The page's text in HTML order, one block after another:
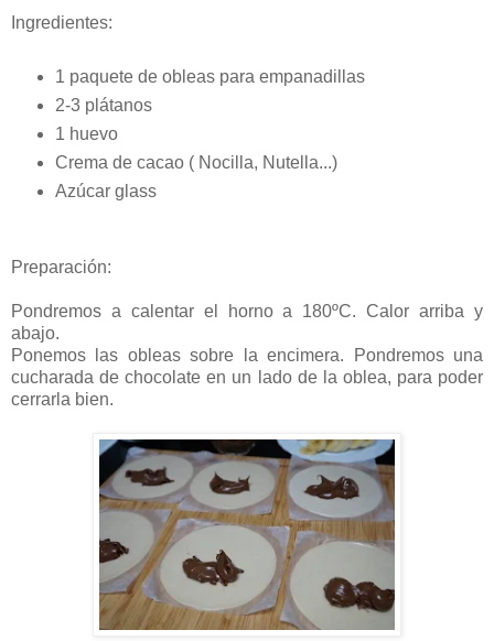
Ingredientes:
1 paquete de obleas para empanadillas
2-3 plátanos
1 huevo
Crema de cacao ( Nocilla, Nutella...)
Azúcar glass
Preparación:
Pondremos a calentar el horno a 180ºC. Calor arriba y
abajo.
Ponemos las obleas sobre la encimera. Pondremos una
cucharada de chocolate en un lado de la oblea, para poder
cerrarla bien.